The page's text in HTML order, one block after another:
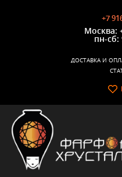
+7
Москва:
пн-сб:
ДОСТАВКА И